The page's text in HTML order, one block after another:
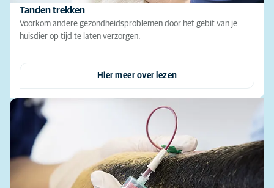
Tanden trekken
Voorkom andere gezondheidsproblemen door het gebit van je
huisdier op tijd te laten verzorgen.
Hier meer over lezen